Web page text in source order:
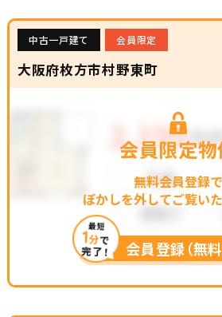
中古一戸建て 会員限定
大阪府枚方市村野東町
会員限定物
無料会員登録で
ぼかしを外してご覧い
最短
1分で
完了！ 会員登録（無料